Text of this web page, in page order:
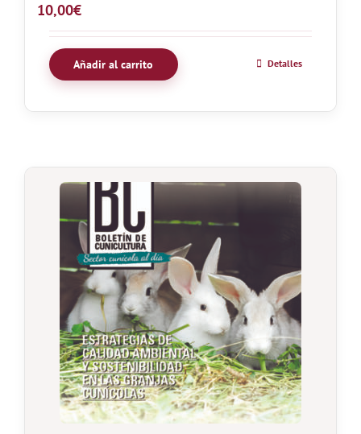
10,00€
Añadir al carrito Detalles